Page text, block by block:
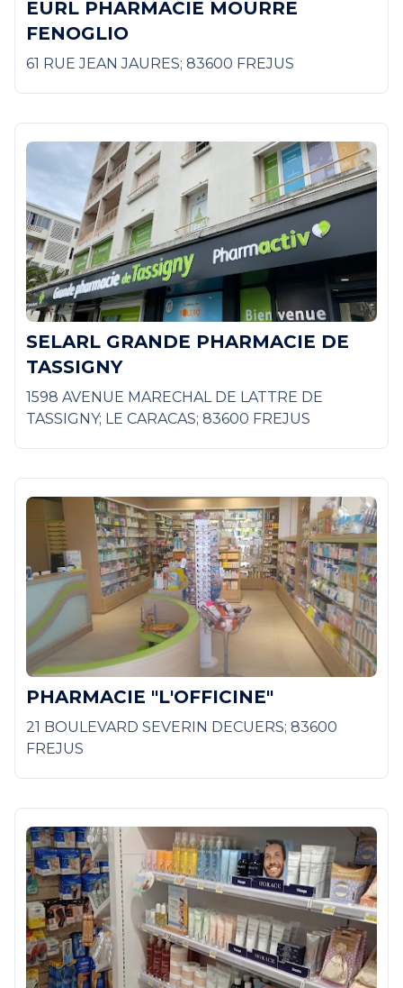
EURL PHARMACIE MOURRE
FENOGLIO
61 RUE JEAN JAURES; 83600 FREJUS
SELARL GRANDE PHARMACIE DE
TASSIGNY
1598 AVENUE MARECHAL DE LATTRE DE
TASSIGNY; LE CARACAS; 83600 FREJUS
PHARMACIE "L'OFFICINE"
21 BOULEVARD SEVERIN DECUERS; 83600
FREJUS